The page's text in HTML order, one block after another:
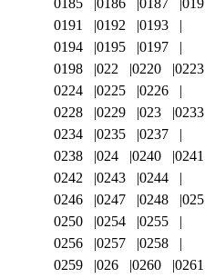
0185
0186 0187
019
0191
0192
0193
0194
0195
0197
0198
022 0220
0223
0224
0225
0226
0228
0229 023
0233
0234
0235
0237
0238
024 0240
0241
0242
0243
0244
0246
0247 0248
025
0250
0254
0255
0256
0257
0258
0259
026 0260
0261